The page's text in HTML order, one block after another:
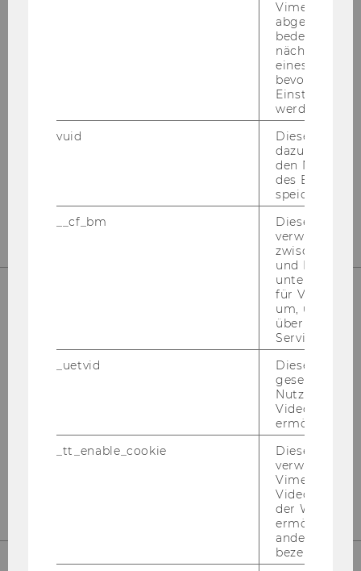
Institute for Austrian and
Welthandelsplatz 1
UNSERE SOCIAL MEDIA KANÄLE
Vimeo-Video
abgespielt
bedeutet,
nächsten
eines Vimeo-
bevorzugten
werden.
vuid
Dieser
dazu
den
des
speichern.
__cf_bm
Dieses
verwendet,
zwischen
und Bots zu
für Vimeo
um, um
über die
Service zu
_uetvid
Dieses
gesetzt, um
Nutzung des
Videoplayers
ermöglichen
_tt_enable_cookie
Dieses
verwendet,
Vimeo-
der WU-
ermöglichen
andere nicht
bezeichnete